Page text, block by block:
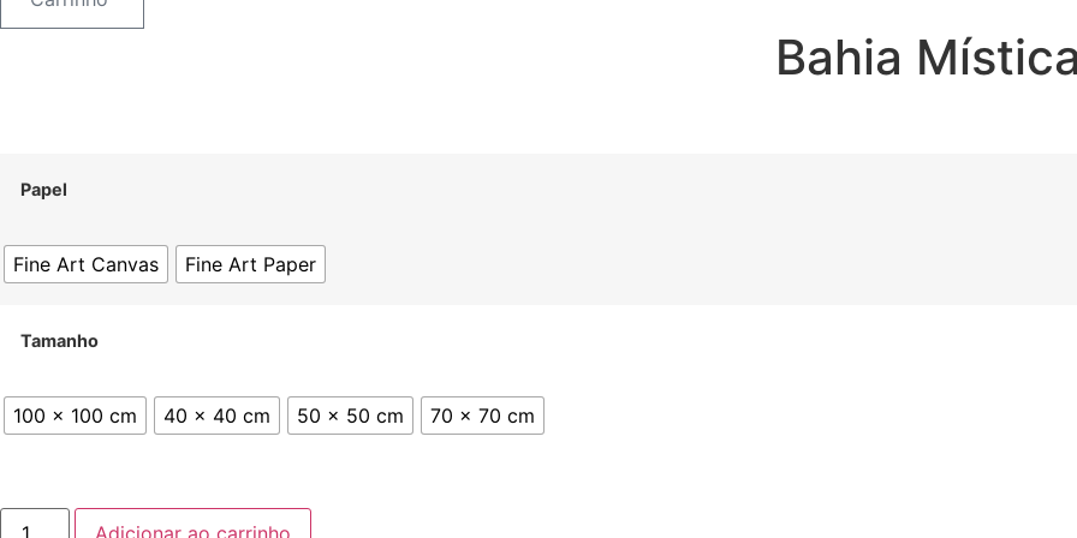
Bahia
Papel
Fine Art Canvas Fine Art Paper
Tamanho
100 x 100 cm 40 x 40 cm 50 x 50 cm 70 x 70 cm
Bahia